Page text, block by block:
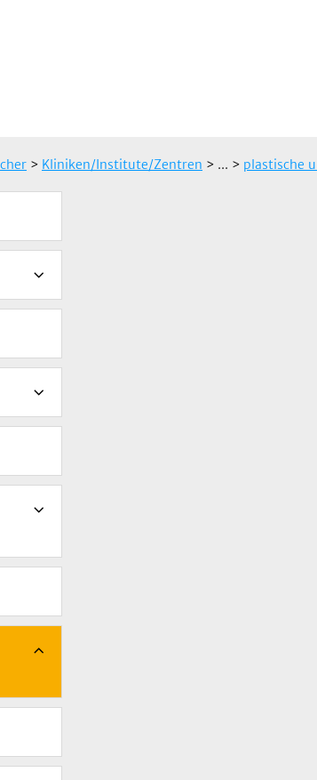
> Kliniken/Institute/Zentren > ... > plastische